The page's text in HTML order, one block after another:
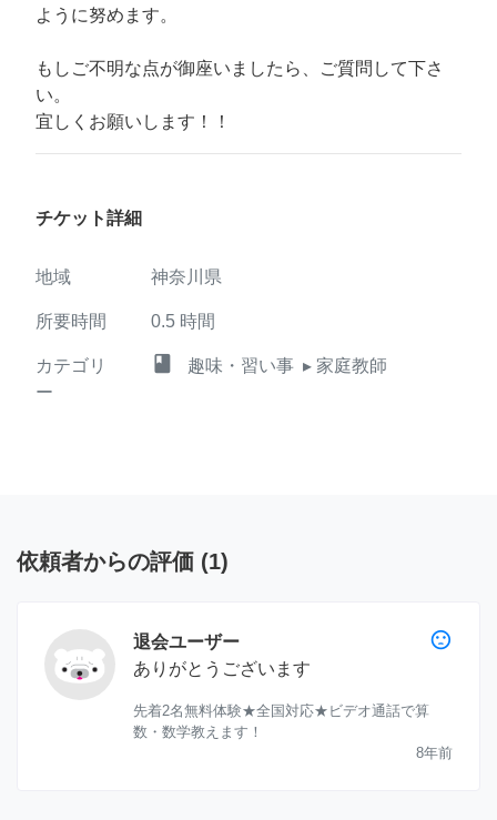
ように努めます。
もしご不明な点が御座いましたら、ご質問して下さ
い。
宜しくお願いします！！
チケット詳細
地域 神奈川県
所要時間 0.5 時間
カテゴリ
ー
class 趣味・習い事 ▸ 家庭教師
依頼者からの評価 (1)
sentiment_dissatisfied
退会ユーザー
ありがとうございます
先着2名無料体験★全国対応★ビデオ通話で算
数・数学教えます！
8年前